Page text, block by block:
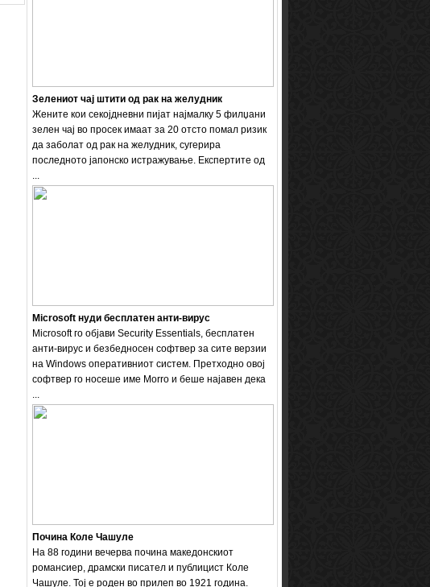
Зелениот чај штити од рак на желудник
Жените кои секојдневни пијат најмалку 5 филџани
зелен чај во просек имаат за 20 отсто помал ризик
да заболат од рак на желудник, сугерира
последното јапонско истражување. Експертите од
...
Microsoft нуди бесплатен анти-вирус
Microsoft го објави Security Essentials, бесплатен
анти-вирус и безбедносен софтвер за сите верзии
на Windows оперативниот систем. Претходно овој
софтвер го носеше име Мorro и беше најавен дека
...
Почина Коле Чашуле
На 88 години вечерва почина македонскиот
романсиер, драмски писател и публицист Коле
Чашуле. Тој е роден во прилеп во 1921 година.